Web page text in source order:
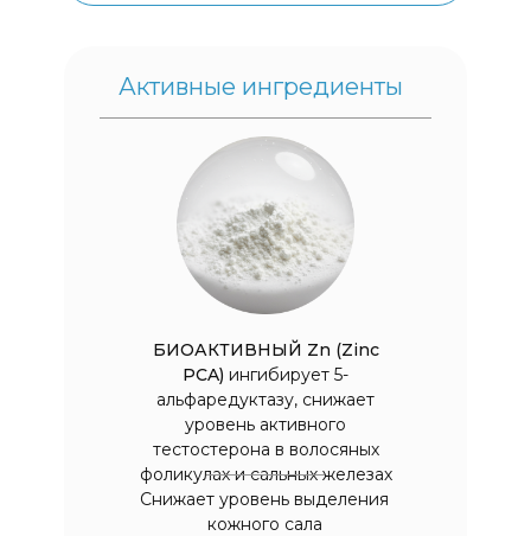
Снижает уровень выделения
кожного сала
БИОАКТИВНЫЙ Zn (Zinc
PCA) ингибирует 5-
альфаредуктазу, снижает
уровень активного
тестостерона в волосяных
фоликулах и сальных железах
Активные ингредиенты